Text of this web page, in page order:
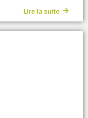
Lire la suite